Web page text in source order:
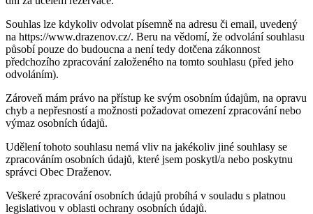
Souhlas lze kdykoliv odvolat písemně na adresu či email, uvedený
na https://www.drazenov.cz/. Beru na vědomí, že odvolání souhlasu
působí pouze do budoucna a není tedy dotčena zákonnost
předchozího zpracování založeného na tomto souhlasu (před jeho
odvoláním).
Zároveň mám právo na přístup ke svým osobním údajům, na opravu
chyb a nepřesností a možnosti požadovat omezení zpracování nebo
výmaz osobních údajů.
Udělení tohoto souhlasu nemá vliv na jakékoliv jiné souhlasy se
zpracováním osobních údajů, které jsem poskytl/a nebo poskytnu
správci Obec Draženov.
Veškeré zpracování osobních údajů probíhá v souladu s platnou
legislativou v oblasti ochrany osobních údajů.